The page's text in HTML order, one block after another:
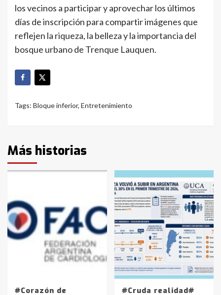
los vecinos a participar y aprovechar los últimos
días de inscripción para compartir imágenes que
reflejen la riqueza, la belleza y la importancia del
bosque urbano de Trenque Lauquen.
Tags: Bloque inferior, Entretenimiento
Más historias
#Corazón de
#Cruda realidad#